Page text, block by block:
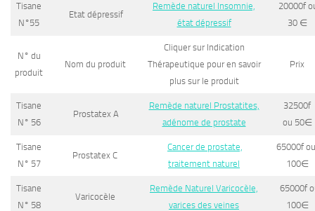
Tisane
N°55
Etat dépressif
Remède naturel Insomnie,
état dépressif
20000f
30 ∈
N° du
produit
Nom du produit
Cliquer sur Indication
Thérapeutique pour en savoir
plus sur le produit
Prix
Tisane
N° 56
Prostatex A
Remède naturel Prostatites,
adénome de prostate
32500f
ou 50∈
Tisane
N° 57
Prostatex C
Cancer de prostate,
traitement naturel
65000f
100∈
Tisane
N° 58
Varicocèle
Remède Naturel Varicocèle,
varices des veines
65000f
100∈